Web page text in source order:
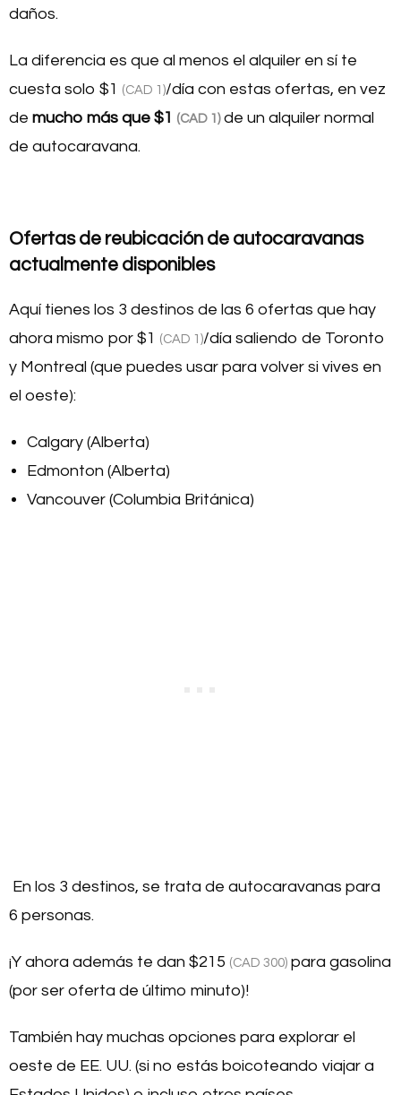
daños.
La diferencia es que al menos el alquiler en sí te
cuesta solo $1 (CAD 1)/día con estas ofertas, en vez
de mucho más que $1 (CAD 1)de un alquiler normal
de autocaravana.
Ofertas de reubicación de autocaravanas
actualmente disponibles
Aquí tienes los 3 destinos de las 6 ofertas que hay
ahora mismo por $1 (CAD 1)/día saliendo de Toronto
y Montreal (que puedes usar para volver si vives en
el oeste):
Calgary (Alberta)
Edmonton (Alberta)
Vancouver (Columbia Británica)
En los 3 destinos, se trata de autocaravanas para
6 personas.
¡Y ahora además te dan $215 (CAD 300) para gasolina
(por ser oferta de último minuto)!
También hay muchas opciones para explorar el
oeste de EE. UU. (si no estás boicoteando viajar a